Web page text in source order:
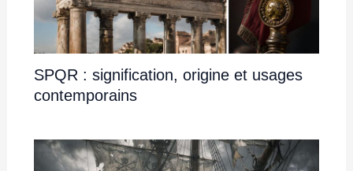
SPQR : signification, origine et usages
contemporains